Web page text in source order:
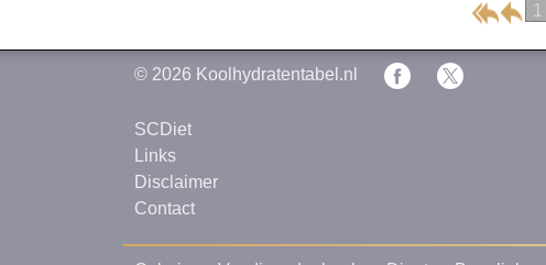
1
© 2026 Koolhydratentabel.nl
SCDiet
Links
Disclaimer
Contact